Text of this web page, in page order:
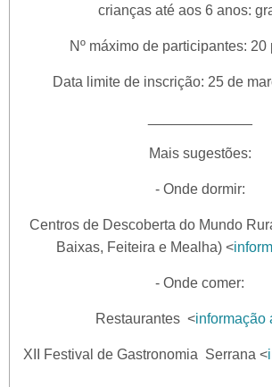
crianças até aos 6 anos:
Nº máximo de participantes: 20
Data limite de inscrição: 25 de
Mais sugestões:
- Onde dormir:
Centros de Descoberta do Mundo
Baixas, Feiteira e Mealha) <
- Onde comer:
Restaurantes <informação
XII Festival de Gastronomia Serrana <